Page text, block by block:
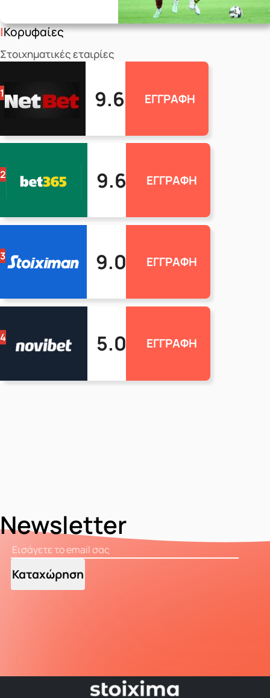
Κορυφαίες
Στοιχηματικές εταιρίες
1 9.6 ΕΓΓΡΑΦΗ
2 9.6 ΕΓΓΡΑΦΗ
3 9.0 ΕΓΓΡΑΦΗ
4 5.0 ΕΓΓΡΑΦΗ
Newsletter
Καταχώρηση